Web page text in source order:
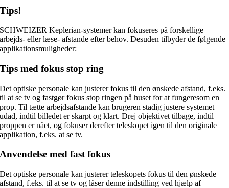
Tips!
SCHWEIZER Keplerian-systemer kan fokuseres på forskellige
arbejds- eller læse- afstande efter behov. Desuden tilbyder de følgende
applikationsmuligheder:
Tips med fokus stop ring
Det optiske personale kan justerer fokus til den ønskede afstand, f.eks.
til at se tv og fastgør fokus stop ringen på huset for at fungeresom en
prop. Til tætte arbejdsafstande kan brugeren stadig justere systemet
udad, indtil billedet er skarpt og klart. Drej objektivet tilbage, indtil
proppen er nået, og fokuser derefter teleskopet igen til den originale
applikation, f.eks. at se tv.
Anvendelse med fast fokus
Det optiske personale kan justerer teleskopets fokus til den ønskede
afstand, f.eks. til at se tv og låser denne indstilling ved hjælp af